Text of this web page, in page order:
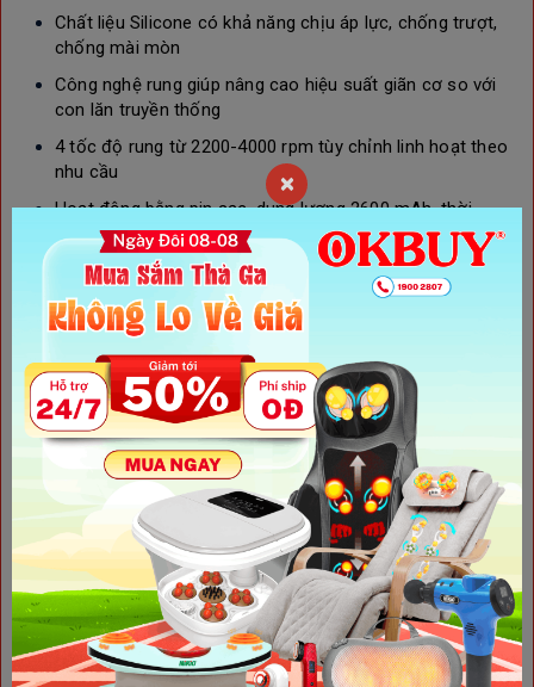
Chất liệu Silicone có khả năng chịu áp lực, chống trượt,
chống mài mòn
Công nghệ rung giúp nâng cao hiệu suất giãn cơ so với
con lăn truyền thống
4 tốc độ rung từ 2200-4000 rpm tùy chỉnh linh hoạt theo
nhu cầu
Hoạt động bằng pin sạc, dung lượng 2600 mAh, thời
gian sử dụng dài
Thiết kế gọn nhẹ và dễ dàng sử dụng với 1 nút điều
khiển trên thân máy
×